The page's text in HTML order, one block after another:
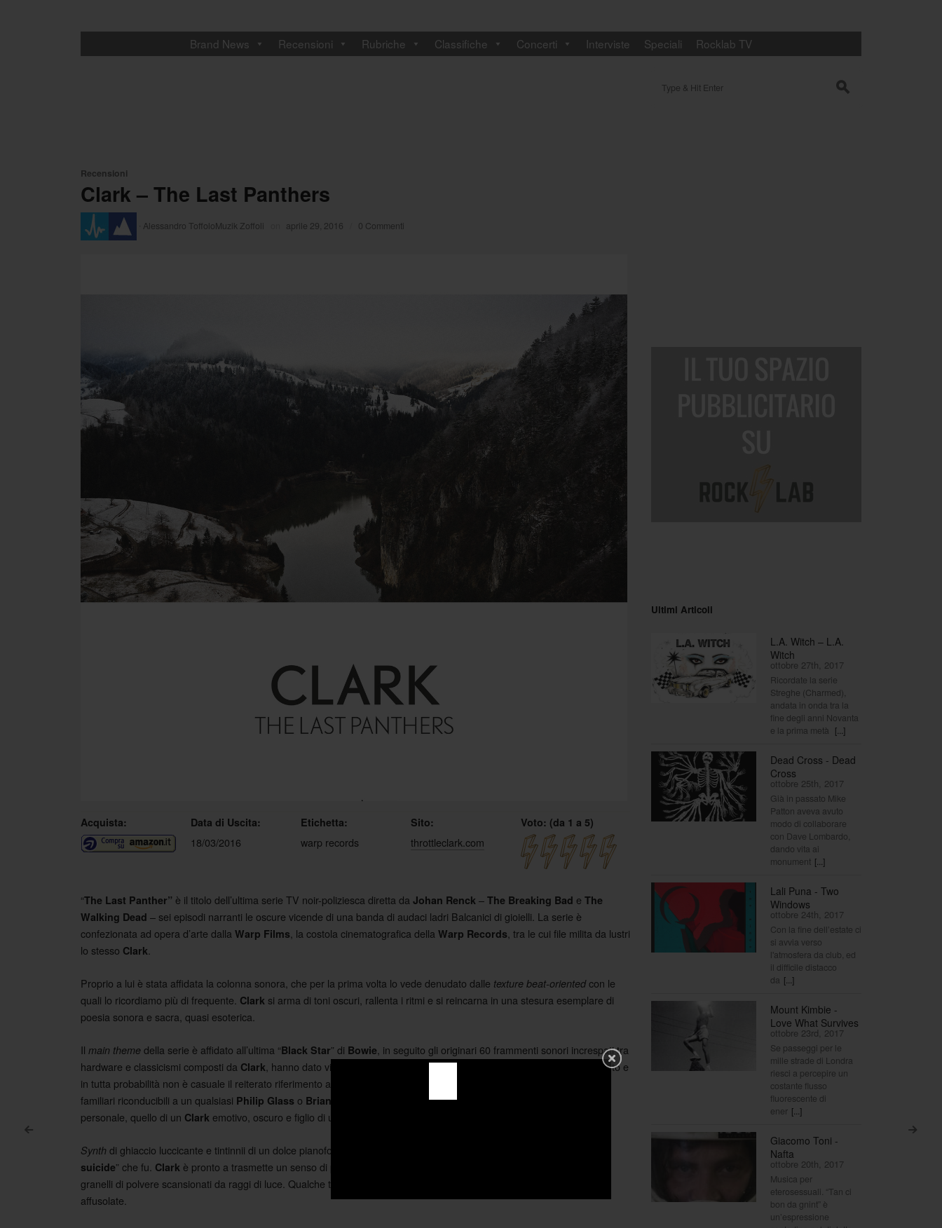
Brand News Recensioni Rubriche Classifiche Concerti Interviste Speciali Rocklab TV
Post navigation
< >
Recensioni
Clark – The Last Panthers
Alessandro ToffoloMuzik Zoffoli aprile 29, 2016 0 Commenti
Acquista: Data di Uscita: Etichetta: Sito: Voto: (da 1 a 5)
18/03/2016 warp records throttleclark.com
“The Last Panther” è il titolo dell’ultima serie TV noir-poliziesca diretta da Johan Renck – The Breaking Bad e The
Walking Dead – sei episodi narranti le oscure vicende di una banda di audaci ladri Balcanici di gioielli. La serie è
confezionata ad opera d’arte dalla Warp Films , la costola cinematografica della Warp Records , tra le cui file milita da lustri
lo stesso Clark
Proprio a lui è stata affidata la colonna sonora, che per la prima volta lo vede denudato dalle texture beat-orientedcon le
quali lo ricordiamo più di frequente. Clark si arma di toni oscuri, rallenta i ritmi e si reincarna in una stesura esemplare di
poesia sonora e sacra, quasi esoterica.
Il main theme della serie è affidato all’ultima “Black Star” di Bowie , in seguito gli originari 60 frammenti sonori increspati tra
hardware e classicismi composti da Clark , hanno dato vita alle 19 tracce guida dell’intera colonna sonora. A questo punto e
in tutta probabilità non è casuale il reiterato riferimento alle atmosfere di “
familiari riconducibili a un qualsiasi Philip Glass o Brian Eno The Last Panther
personale, quello di un Clark emotivo, oscuro e figlio di una malinconia liquida mai svelata prima.
Synth di ghiaccio luccicante e tintinnii di un dolce pianoforte, tanto intensi da rievocare quel “
suicide” che fu. Clark è pronto a trasmette un senso di perdita e smarrimento, ad analizzare ogni micro-suono come
granelli di polvere scansionati da raggi di luce. Qualche tamburo decorativo, nessun beat-loop di base e tante emozioni
affusolate.
s
Ultimi Articoli
L.A. Witch – L.A.
Witch
ottobre 27th, 2017
Ricordate la serie
Streghe (Charmed),
andata in onda tra la
fine degli anni Novanta
e la prima metà [...]
Dead Cross - Dead
Cross
ottobre 25th, 2017
Già in passato Mike
Patton aveva avuto
modo di collaborare
con Dave Lombardo,
dando vita ai
monument [...]
Lali Puna - Two
Windows
ottobre 24th, 2017
Con la fine dell’estate ci
si avvia verso
l'atmosfera da club, ed
il difficile distacco
da [...]
Mount Kimbie -
Love What Survives
ottobre 23rd, 2017
Se passeggi per le
mille strade di Londra
riesci a percepire un
costante flusso
fluorescente di
ener [...]
Giacomo Toni -
Nafta
ottobre 20th, 2017
Musica per
eterosessuali. “Tan ci
bon da gnint” è
un’espressione